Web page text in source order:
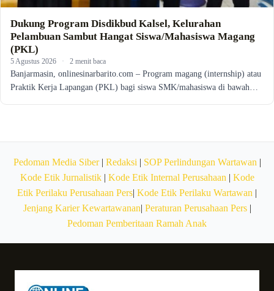
Dukung Program Disdikbud Kalsel, Kelurahan
Pelambuan Sambut Hangat Siswa/Mahasiswa Magang
(PKL)
5 Agustus 2026 · 2 menit baca
Banjarmasin, onlinesinarbarito.com – Program magang (internship) atau
Praktik Kerja Lapangan (PKL) bagi siswa SMK/mahasiswa di bawah…
Pedoman Media Siber| Redaksi | SOP Perlindungan Wartawan |
Kode Etik Jurnalistik| Kode Etik Internal Perusahaan | Kode
Etik Perilaku Perusahaan Pers| Kode Etik Perilaku Wartawan |
Jenjang Karier Kewartawanan| Peraturan Perusahaan Pers|
Pedoman Pemberitaan Ramah Anak